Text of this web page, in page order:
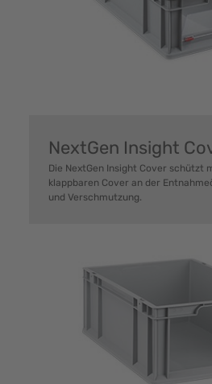
NextGen Insight
Die NextGen Insight Cover schützt
klappbaren Cover an der
und Verschmutzung.